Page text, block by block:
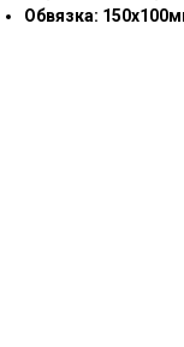
Обвязка: